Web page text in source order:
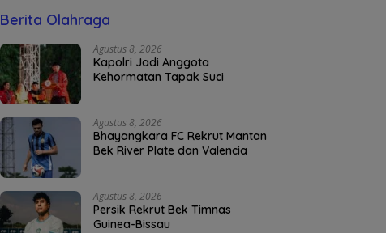
Berita Olahraga
Agustus 8, 2026
Kapolri Jadi Anggota
Kehormatan Tapak Suci
Agustus 8, 2026
Bhayangkara FC Rekrut Mantan
Bek River Plate dan Valencia
Agustus 8, 2026
Persik Rekrut Bek Timnas
Guinea-Bissau